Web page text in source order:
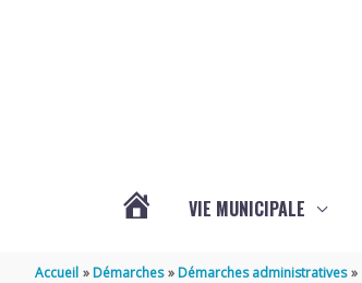
VIE MUNICIPALE
Accueil Démarches Démarches administratives